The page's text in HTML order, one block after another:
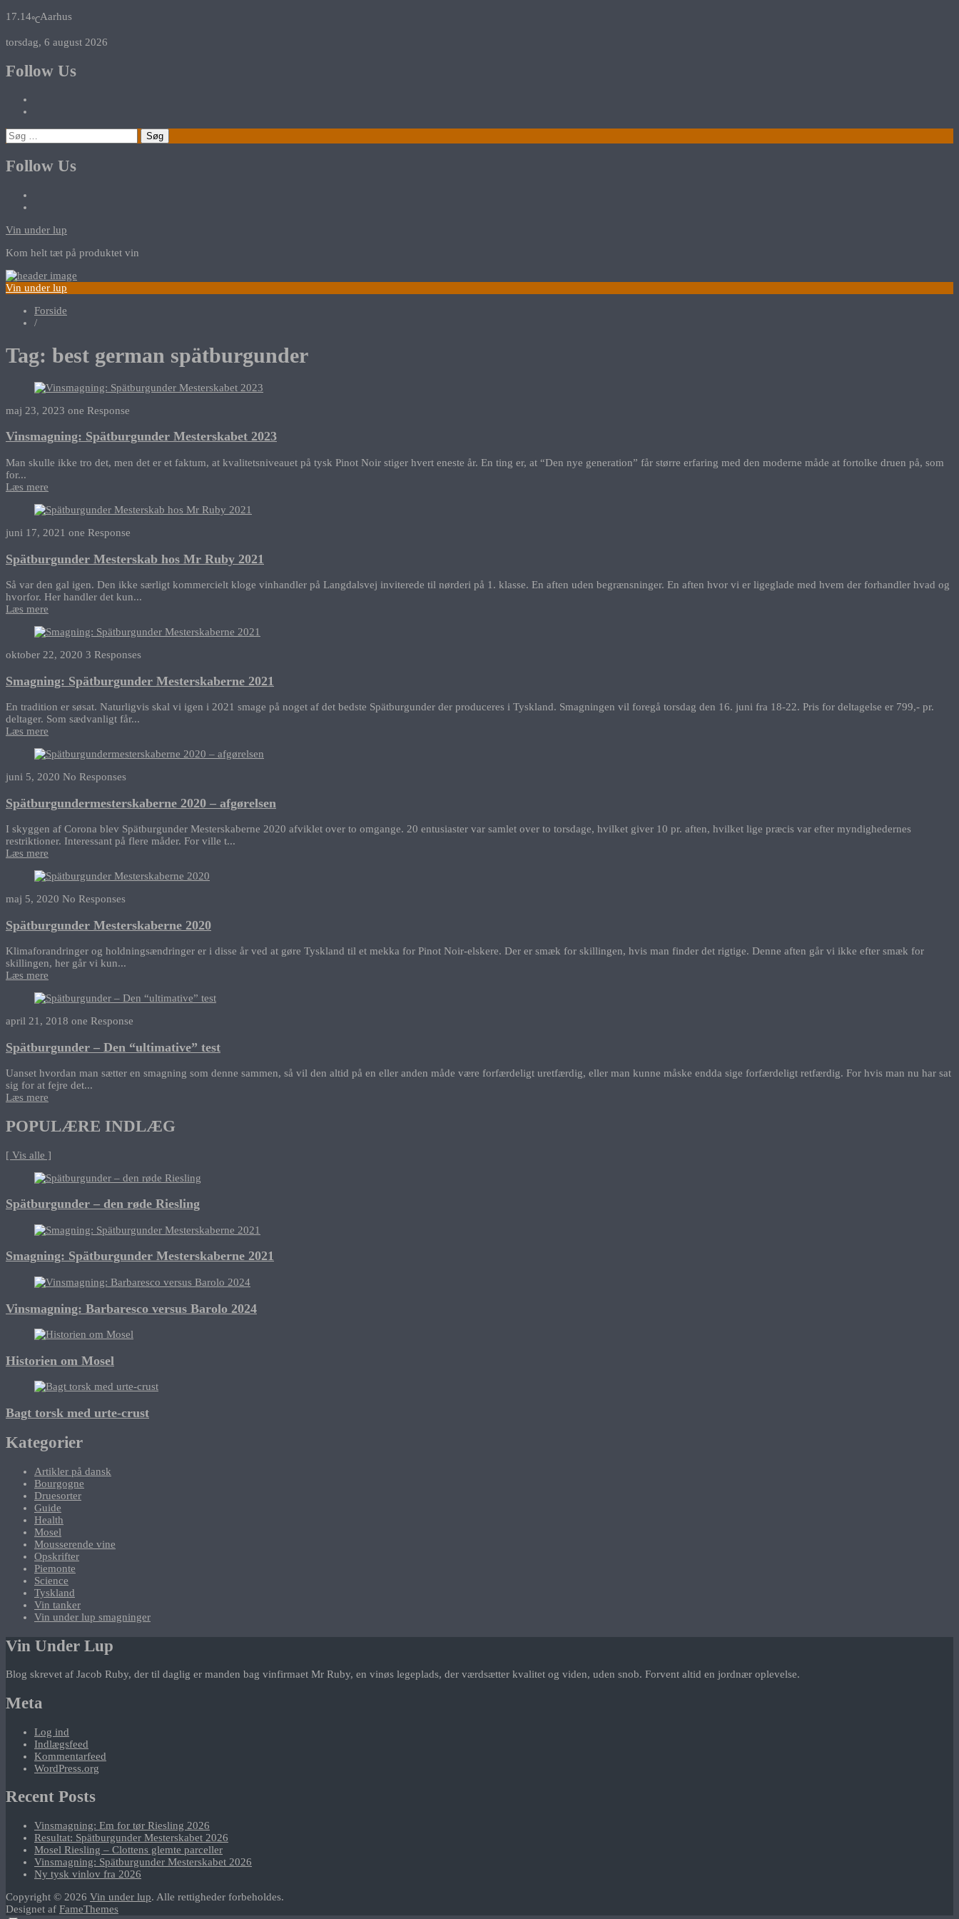
17.14℃Aarhus
torsdag, 6 august 2026
Follow Us
Søg
efter:
Follow Us
Vin under lup
Kom helt tæt på produktet vin
Vin under lup
Forside
/
Tag: best german spätburgunder
maj 23, 2023 one Response
Vinsmagning: Spätburgunder Mesterskabet 2023
Man skulle ikke tro det, men det er et faktum, at kvalitetsniveauet på tysk Pinot Noir stiger hvert eneste år. En ting er, at “Den nye generation” får større erfaring med den moderne måde at fortolke druen på, som
for...
Læs mere
juni 17, 2021 one Response
Spätburgunder Mesterskab hos Mr Ruby 2021
Så var den gal igen. Den ikke særligt kommercielt kloge vinhandler på Langdalsvej inviterede til nørderi på 1. klasse. En aften uden begrænsninger. En aften hvor vi er ligeglade med hvem der forhandler hvad og
hvorfor. Her handler det kun...
Læs mere
oktober 22, 2020 3 Responses
Smagning: Spätburgunder Mesterskaberne 2021
En tradition er søsat. Naturligvis skal vi igen i 2021 smage på noget af det bedste Spätburgunder der produceres i Tyskland. Smagningen vil foregå torsdag den 16. juni fra 18-22. Pris for deltagelse er 799,- pr.
deltager. Som sædvanligt får...
Læs mere
juni 5, 2020 No Responses
Spätburgundermesterskaberne 2020 – afgørelsen
I skyggen af Corona blev Spätburgunder Mesterskaberne 2020 afviklet over to omgange. 20 entusiaster var samlet over to torsdage, hvilket giver 10 pr. aften, hvilket lige præcis var efter myndighedernes
restriktioner. Interessant på flere måder. For ville t...
Læs mere
maj 5, 2020 No Responses
Spätburgunder Mesterskaberne 2020
Klimaforandringer og holdningsændringer er i disse år ved at gøre Tyskland til et mekka for Pinot Noir-elskere. Der er smæk for skillingen, hvis man finder det rigtige. Denne aften går vi ikke efter smæk for
skillingen, her går vi kun...
Læs mere
april 21, 2018 one Response
Spätburgunder – Den “ultimative” test
Uanset hvordan man sætter en smagning som denne sammen, så vil den altid på en eller anden måde være forfærdeligt uretfærdig, eller man kunne måske endda sige forfærdeligt retfærdig. For hvis man nu har sat
sig for at fejre det...
Læs mere
POPULÆRE INDLÆG
[ Vis alle ]
Spätburgunder – den røde Riesling
Smagning: Spätburgunder Mesterskaberne 2021
Vinsmagning: Barbaresco versus Barolo 2024
Historien om Mosel
Bagt torsk med urte-crust
Kategorier
Artikler på dansk
Bourgogne
Druesorter
Guide
Health
Mosel
Mousserende vine
Opskrifter
Piemonte
Science
Tyskland
Vin tanker
Vin under lup smagninger
Vin Under Lup
Blog skrevet af Jacob Ruby, der til daglig er manden bag vinfirmaet Mr Ruby, en vinøs legeplads, der værdsætter kvalitet og viden, uden snob. Forvent altid en jordnær oplevelse.
Meta
Log ind
Indlægsfeed
Kommentarfeed
WordPress.org
Recent Posts
Vinsmagning: Em for tør Riesling 2026
Resultat: Spätburgunder Mesterskabet 2026
Mosel Riesling – Clottens glemte parceller
Vinsmagning: Spätburgunder Mesterskabet 2026
Ny tysk vinlov fra 2026
Copyright © 2026 Vin under lup. Alle rettigheder forbeholdes.
Designet af FameThemes